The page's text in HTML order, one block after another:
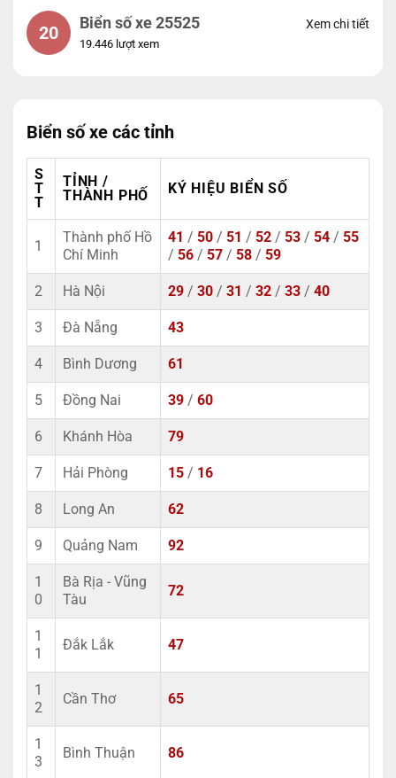
20 Biển số xe 25525
19.446 lượt xem
Xem chi tiết
Biển số xe các tỉnh
S
T
T
TỈNH /
THÀNH PHỐ
KÝ HIỆU BIỂN SỐ
1
Thành phố Hồ
Chí Minh
41 / 50 / 51 / 52 / 53 / 54 / 55
/ 56 / 57 / 58 / 59
2 Hà Nội 29 / 30 / 31 / 32 / 33 / 40
3 Đà Nẵng 43
4 Bình Dương 61
5 Đồng Nai 39 / 60
6 Khánh Hòa 79
7 Hải Phòng 15 / 16
8 Long An 62
9 Quảng Nam 92
1
0
Bà Rịa - Vũng
Tàu
72
1
1
Đắk Lắk 47
1
2
Cần Thơ 65
1
3
Bình Thuận 86